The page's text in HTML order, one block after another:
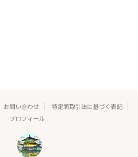
お問い合わせ
特定商取引法に基づく表記
プロフィール